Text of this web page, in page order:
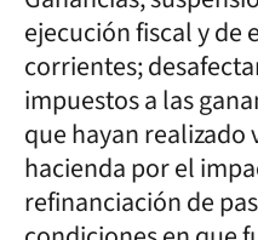
ejecución fiscal y de
corrientes;
impuestos a las
que hayan realizado
hacienda por el
refinanciación de